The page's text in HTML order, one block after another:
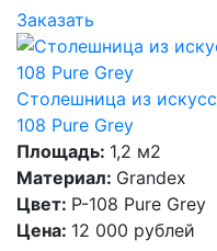
Заказать
Столешница из
108 Pure Grey
Площадь: 1,2 м2
Материал: Grandex
Цвет: P-108 Pure Grey
Цена: 12 000 рублей